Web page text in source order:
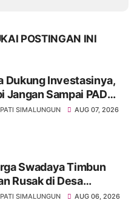
POSTINGAN INI
Dukung Investasinya,
Jangan Sampai PAD
yang Jadi
SIMALUNGUN AUG 07, 2026
Swadaya Timbun
Rusak di Desa
Mariah, Harapkan
SIMALUNGUN AUG 06, 2026